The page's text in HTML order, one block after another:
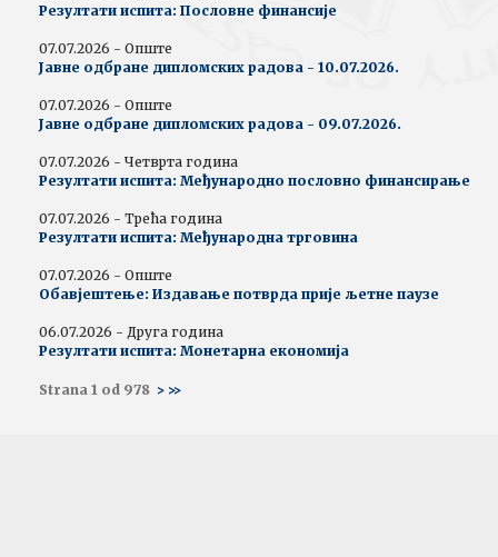
Резултати испита: Пословне финансије
07.07.2026 - Опште
Јавне одбране дипломских радова - 10.07.2026.
07.07.2026 - Опште
Јавне одбране дипломских радова - 09.07.2026.
07.07.2026 - Четврта година
Резултати испита: Међународно пословно финансирање
07.07.2026 - Трећа година
Резултати испита: Међународна трговина
07.07.2026 - Опште
Обавјештење: Издавање потврда прије љетне паузе
06.07.2026 - Друга година
Резултати испита: Монетарна економија
Strana 1 od 978 > >>